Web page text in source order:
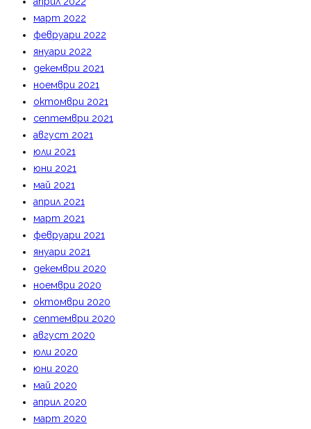
март 2022
февруари 2022
януари 2022
декември 2021
ноември 2021
октомври 2021
септември 2021
август 2021
юли 2021
юни 2021
май 2021
април 2021
март 2021
февруари 2021
януари 2021
декември 2020
ноември 2020
октомври 2020
септември 2020
август 2020
юли 2020
юни 2020
май 2020
април 2020
март 2020